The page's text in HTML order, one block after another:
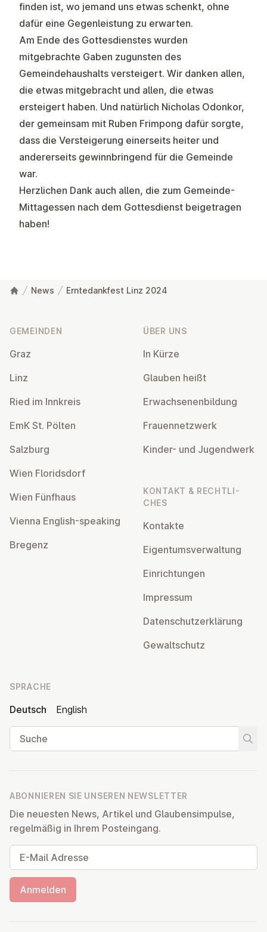
finden ist, wo jemand uns etwas schenkt, ohne
dafür eine Gegenleistung zu erwarten.
Am Ende des Gottesdienstes wurden
mitgebrachte Gaben zugunsten des
Gemeindehaushalts versteigert. Wir danken allen,
die etwas mitgebracht und allen, die etwas
ersteigert haben. Und natürlich Nicholas Odonkor,
der gemeinsam mit Ruben Frimpong dafür sorgte,
dass die Versteigerung einerseits heiter und
andererseits gewinnbringend für die Gemeinde
war.
Herzlichen Dank auch allen, die zum Gemeinde-
Mittagessen nach dem Gottesdienst beigetragen
haben!
News Erntedankfest Linz 2024
GEMEINDEN
Graz
Linz
Ried im Innkreis
EmK St. Pölten
Salzburg
Wien Flo­rids­dorf
Wien Fünfhaus
Vienna English-speaking
Bregenz
ÜBER UNS
In Kürze
Glauben heißt
Er­wach­se­nen­bil­dung
Frau­en­netz­werk
Kinder- und Ju­gend­werk
KONTAKT & RECHT­LI­
CHES
Kontakte
Ei­gen­tums­ver­wal­tung
Ein­rich­tun­gen
Impressum
Da­ten­schutz­er­klä­rung
Ge­walt­schutz
SPRACHE
Deutsch
English
Suche
ABONNIEREN SIE UNSEREN NEWSLETTER
Die neuesten News, Artikel und Glaubensimpulse,
regelmäßig in Ihrem Posteingang.
E-Mail Adresse
Anmelden